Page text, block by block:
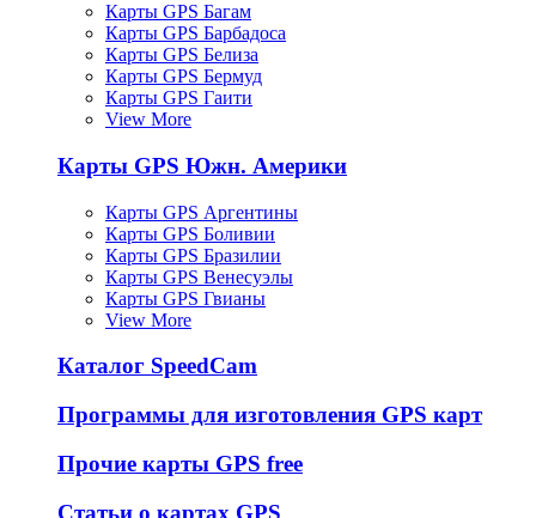
Карты GPS Багам
Карты GPS Барбадоса
Карты GPS Белиза
Карты GPS Бермуд
Карты GPS Гаити
View More
Карты GPS Южн. Америки
Карты GPS Аргентины
Карты GPS Боливии
Карты GPS Бразилии
Карты GPS Венесуэлы
Карты GPS Гвианы
View More
Каталог SpeedCam
Программы для изготовления GPS карт
Прочие карты GPS free
Статьи о картах GPS